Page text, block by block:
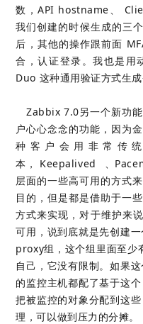
数，API hostname、
我们创建的时候生成的三
后，其他的操作跟前面
合，认证登录。我也是用
Duo 这种通用验证方式生成
Zabbix 7.0另一个新功能
户心心念念的功能，因为
种客户会用非常传
本， Keepalived
、
层面的一些高可用的方式
目的，但是都是借助于一
方式来实现，对于维护来
可用，说到底就是先创建
proxy组，这个组里面至少
自己，它没有限制。如果
的监控主机都配了基于这
把被监控的对象分配到这
理，可以做到压力的分摊。